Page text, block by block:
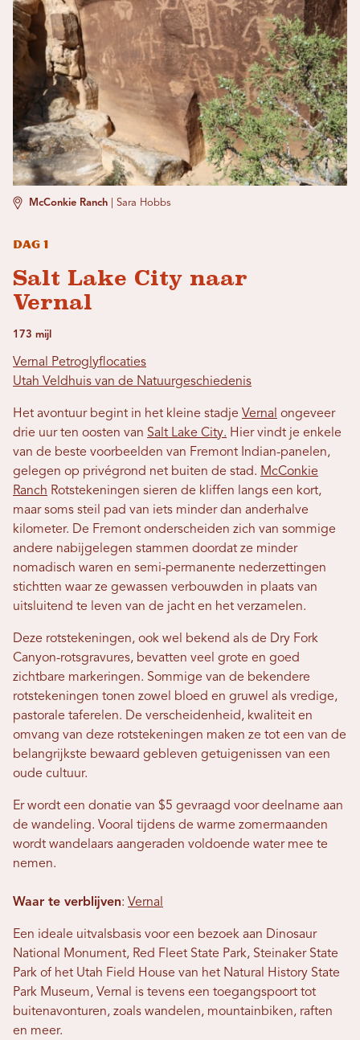
McConkie Ranch Sara Hobbs
Dag 1
Salt Lake City naar
Vernal
173 mijl
Vernal Petroglyflocaties
Utah Veldhuis van de Natuurgeschiedenis
Het avontuur begint in het kleine stadje Vernal ongeveer
drie uur ten oosten van Salt Lake City. Hier vindt je enkele
van de beste voorbeelden van Fremont Indian-panelen,
gelegen op privégrond net buiten de stad. McConkie
Ranch Rotstekeningen sieren de kliffen langs een kort,
maar soms steil pad van iets minder dan anderhalve
kilometer. De Fremont onderscheiden zich van sommige
andere nabijgelegen stammen doordat ze minder
nomadisch waren en semi-permanente nederzettingen
stichtten waar ze gewassen verbouwden in plaats van
uitsluitend te leven van de jacht en het verzamelen.
Deze rotstekeningen, ook wel bekend als de Dry Fork
Canyon-rotsgravures, bevatten veel grote en goed
zichtbare markeringen. Sommige van de bekendere
rotstekeningen tonen zowel bloed en gruwel als vredige,
pastorale taferelen. De verscheidenheid, kwaliteit en
omvang van deze rotstekeningen maken ze tot een van de
belangrijkste bewaard gebleven getuigenissen van een
oude cultuur.
Er wordt een donatie van $5 gevraagd voor deelname aan
de wandeling. Vooral tijdens de warme zomermaanden
wordt wandelaars aangeraden voldoende water mee te
nemen.
Waar te verblijven: Vernal
Een ideale uitvalsbasis voor een bezoek aan Dinosaur
National Monument, Red Fleet State Park, Steinaker State
Park of het Utah Field House van het Natural History State
Park Museum, Vernal is tevens een toegangspoort tot
buitenavonturen, zoals wandelen, mountainbiken, raften
en meer.